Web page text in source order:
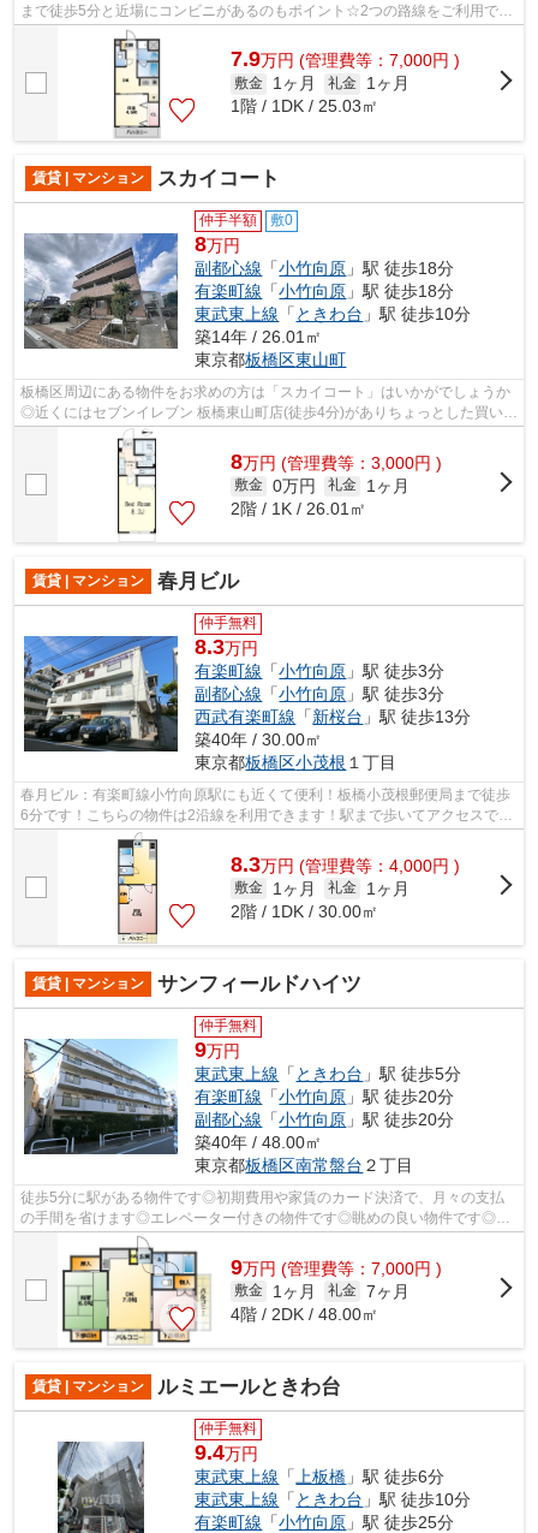
まで徒歩5分と近場にコンビニがあるのもポイント☆2つの路線をご利用でき
る場所にあり、アクセスはとても便利で...
7.9万円 (管理費等：7,000円 )
敷金 1ヶ月 礼金
1ヶ月
1階 / 1DK / 25.03㎡
賃貸 | マンション スカイコート
仲手半額 敷0
8万円
副都心線 「小竹向原 」駅 徒歩18分
有楽町線 「小竹向原 」駅 徒歩18分
東武東上線 「 ときわ台 」駅 徒歩10分
築14年 / 26.01㎡
東京都板橋区東山町
板橋区周辺にある物件をお求めの方は「スカイコート」はいかがでしょうか
◎近くにはセブンイレブン 板橋東山町店(徒歩4分)がありちょっとした買い物
に便利です◎こちらの物件では初期費...
8万円 (管理費等：3,000円 )
敷金 0万円 礼金
1ヶ月
2階 / 1K / 26.01㎡
賃貸 | マンション 春月ビル
仲手無料
8.3万円
有楽町線 「小竹向原 」駅 徒歩3分
副都心線 「小竹向原 」駅 徒歩3分
西武有楽町線 「新桜台 」駅 徒歩13分
築40年 / 30.00㎡
東京都板橋区小茂根 １丁目
春月ビル：有楽町線小竹向原駅にも近くて便利！板橋小茂根郵便局まで徒歩
6分です！こちらの物件は2沿線を利用できます！駅まで歩いてアクセスでき
る、徒歩3分の距離に立地する物件です...
8.3万円 (管理費等：4,000円 )
敷金 1ヶ月 礼金
1ヶ月
2階 / 1DK / 30.00㎡
賃貸 | マンション サンフィールドハイツ
仲手無料
9万円
東武東上線 「 ときわ台 」駅 徒歩5分
有楽町線 「小竹向原 」駅 徒歩20分
副都心線 「小竹向原 」駅 徒歩20分
築40年 / 48.00㎡
東京都板橋区南常盤台 ２丁目
徒歩5分に駅がある物件です◎初期費用や家賃のカード決済で、月々の支払
の手間を省けます◎エレベーター付きの物件です◎眺めの良い物件です◎こ
ちらの物件からなら、2沿線を利用できます◎...
9万円 (管理費等：7,000円 )
敷金 1ヶ月 礼金 7ヶ月
4階 / 2DK / 48.00㎡
賃貸 | マンション ルミエールときわ台
仲手無料
9.4万円
東武東上線 「 上板橋 」駅 徒歩6分
東武東上線 「 ときわ台 」駅 徒歩10分
有楽町線 「小竹向原 」駅 徒歩25分